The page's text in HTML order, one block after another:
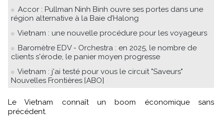
Accor : Pullman Ninh Binh ouvre ses portes dans une
région alternative à la Baie d’Halong
Vietnam : une nouvelle procédure pour les voyageurs
Baromètre EDV - Orchestra : en 2025, le nombre de
clients s'érode, le panier moyen progresse
Vietnam : j'ai testé pour vous le circuit "Saveurs"
Nouvelles Frontières [ABO]
Le Vietnam connaît un boom économique sans
précédent.